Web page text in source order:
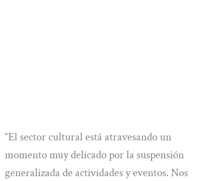
“El sector cultural está atravesando un
momento muy delicado por la suspensión
generalizada de actividades y eventos. Nos